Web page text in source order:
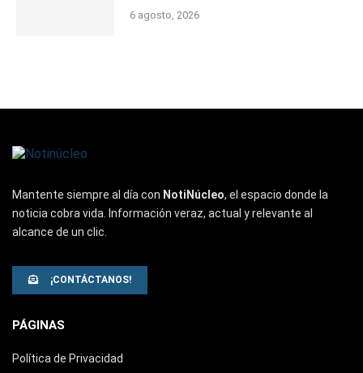
6 agosto, 2026
Mantente siempre al día con NotiNúcleo, el espacio donde la
noticia cobra vida. Información veraz, actual y relevante al
alcance de un clic.
¡CONTÁCTANOS!
PÁGINAS
Política de Privacidad